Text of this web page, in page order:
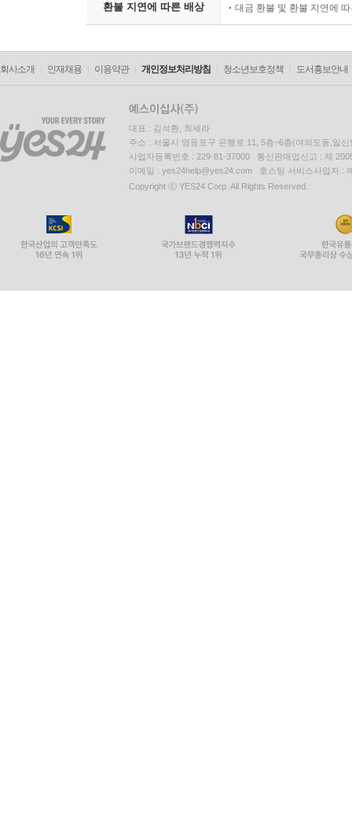
환불 지연에 따른 배상 대금 환불 및 환불 지연에
회사소개 인재채용 이용약관 개인정보처리방침 청소년보호정책 도서홍보안내
대표 : 김석환, 최세라
주소 : 서울시 영등포구 은행로 11, 5층~6층(여의도동,일신
사업자등록번호 : 229-81-37000 통신판매업신고 : 제
이메일 : yes24help@yes24.com 호스팅 서비스사업자 :
Copyright ⓒ YES24 Corp. All Rights Reserved.